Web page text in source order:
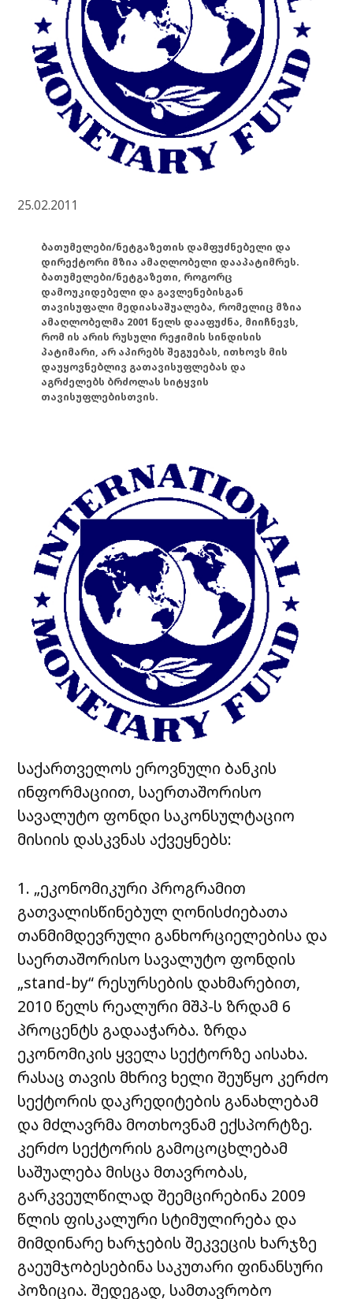
25.02.2011
ბათუმელები/ნეტგაზეთის დამფუძნებელი და
დირექტორი მზია ამაღლობელი დააპატიმრეს.
ბათუმელები/ნეტგაზეთი, როგორც
დამოუკიდებელი და გავლენებისგან
თავისუფალი მედიასაშუალება, რომელიც მზია
ამაღლობელმა 2001 წელს დააფუძნა, მიიჩნევს,
რომ ის არის რუსული რეჟიმის სინდისის
პატიმარი, არ აპირებს შეგუებას, ითხოვს მის
დაუყოვნებლივ გათავისუფლებას და
აგრძელებს ბრძოლას სიტყვის
თავისუფლებისთვის.
საქართველოს ეროვნული ბანკის
ინფორმაციით, საერთაშორისო
სავალუტო ფონდი საკონსულტაციო
მისიის დასკვნას აქვეყნებს:
1. „ეკონომიკური პროგრამით
გათვალისწინებულ ღონისძიებათა
თანმიმდევრული განხორციელებისა და
საერთაშორისო სავალუტო ფონდის
„stand-by“ რესურსების დახმარებით,
2010 წელს რეალური მშპ-ს ზრდამ 6
პროცენტს გადააჭარბა. ზრდა
ეკონომიკის ყველა სექტორზე აისახა.
რასაც თავის მხრივ ხელი შეუწყო კერძო
სექტორის დაკრედიტების განახლებამ
და მძლავრმა მოთხოვნამ ექსპორტზე.
კერძო სექტორის გამოცოცხლებამ
საშუალება მისცა მთავრობას,
გარკვეულწილად შეემცირებინა 2009
წლის ფისკალური სტიმულირება და
მიმდინარე ხარჯების შეკვეცის ხარჯზე
გაეუმჯობესებინა საკუთარი ფინანსური
პოზიცია. შედეგად, სამთავრობო